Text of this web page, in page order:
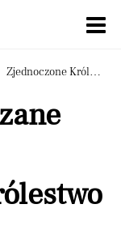
Zjednoczone Królestwo